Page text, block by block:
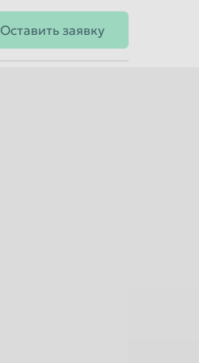
Оставить заявку